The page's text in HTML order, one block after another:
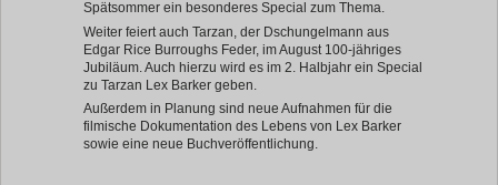
Spätsommer ein besonderes Special zum Thema.
Weiter feiert auch Tarzan, der Dschungelmann aus
Edgar Rice Burroughs Feder, im August 100-jähriges
Jubiläum. Auch hierzu wird es im 2. Halbjahr ein Special
zu Tarzan Lex Barker geben.
Außerdem in Planung sind neue Aufnahmen für die
filmische Dokumentation des Lebens von Lex Barker
sowie eine neue Buchveröffentlichung.